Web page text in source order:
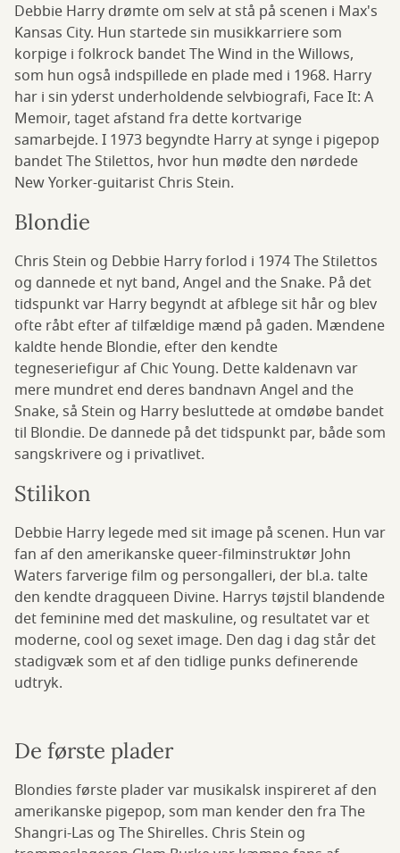
Debbie Harry drømte om selv at stå på scenen i Max's
Kansas City. Hun startede sin musikkarriere som
korpige i folkrock bandet The Wind in the Willows,
som hun også indspillede en plade med i 1968. Harry
har i sin yderst underholdende selvbiografi, Face It: A
Memoir, taget afstand fra dette kortvarige
samarbejde. I 1973 begyndte Harry at synge i pigepop
bandet The Stilettos, hvor hun mødte den nørdede
New Yorker-guitarist Chris Stein.
Blondie
Chris Stein og Debbie Harry forlod i 1974 The Stilettos
og dannede et nyt band, Angel and the Snake. På det
tidspunkt var Harry begyndt at afblege sit hår og blev
ofte råbt efter af tilfældige mænd på gaden. Mændene
kaldte hende Blondie, efter den kendte
tegneseriefigur af Chic Young. Dette kaldenavn var
mere mundret end deres bandnavn Angel and the
Snake, så Stein og Harry besluttede at omdøbe bandet
til Blondie. De dannede på det tidspunkt par, både som
sangskrivere og i privatlivet.
Stilikon
Debbie Harry legede med sit image på scenen. Hun var
fan af den amerikanske queer-filminstruktør John
Waters farverige film og persongalleri, der bl.a. talte
den kendte dragqueen Divine. Harrys tøjstil blandende
det feminine med det maskuline, og resultatet var et
moderne, cool og sexet image. Den dag i dag står det
stadigvæk som et af den tidlige punks definerende
udtryk.
De første plader
Blondies første plader var musikalsk inspireret af den
amerikanske pigepop, som man kender den fra The
Shangri-Las og The Shirelles. Chris Stein og